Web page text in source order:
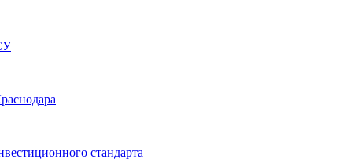
стандарта